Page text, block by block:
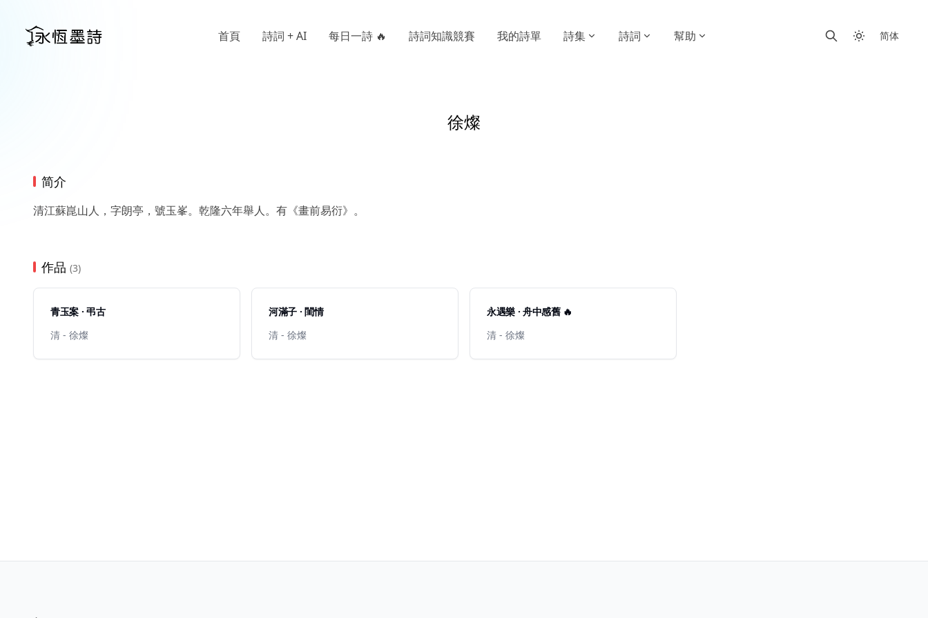
首頁 詩詞 + AI 每日一詩 🔥 詩詞知識競賽 我的詩單 詩集 詩詞 幫助 简体
徐燦
简介
清江蘇崑山人，字朗亭，號玉峯。乾隆六年舉人。有《畫前易衍》。
作品 (3)
青玉案 · 弔古
清 - 徐燦
河滿子 · 閨情
清 - 徐燦
永遇樂 · 舟中感舊 🔥
清 - 徐燦